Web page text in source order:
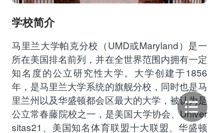
学校简介
马里兰大学帕克分校（UMD或Maryland）是一
所在美国排名前列，并在全世界范围内拥有一定
知名度的公立研究性大学。大学创建于1856
年，是马里兰大学系统的旗舰分校，同时也是马
里兰州以及华盛顿都会区最大的大学，被认为是
公立常春藤院校之一，是美国大学协会、Univer
sitas21、美国知名体育联盟十大联盟、华盛顿